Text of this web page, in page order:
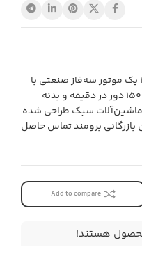
الکتروموتور زیمنس 1LA7073-4AB11 یک موتور سه‌فاز صنعتی با
توان 0.37–0.43 کیلووات، سرعت ~1500 دور در دقیقه و بدنه
سبک طراحی شده
بازرگانی برومند تماس حاصل
Add to compare
هستند!